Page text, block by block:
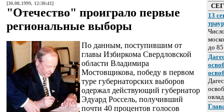
[30.08.1999, 12:30:41]
"Отечество" проиграло первые
региональные выборы
По данным, поступившим от
главы Избиркома Свердловской
области Владимира
Мостовщикова, победу в первом
туре губернаторских выборов
одержал действующий губернатор
Эдуард Россель, получивший
почти 40 процентов голосов
13
до 85